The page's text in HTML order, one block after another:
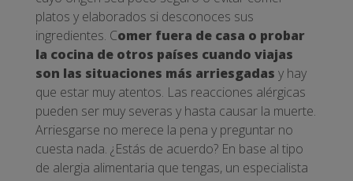
platos y elaborados si desconoces sus
ingredientes. Comer fuera de casa o probar
la cocina de otros países cuando viajas
son las situaciones más arriesgadas y hay
que estar muy atentos. Las reacciones alérgicas
pueden ser muy severas y hasta causar la muerte.
Arriesgarse no merece la pena y preguntar no
cuesta nada. ¿Estás de acuerdo? En base al tipo
de alergia alimentaria que tengas, un especialista